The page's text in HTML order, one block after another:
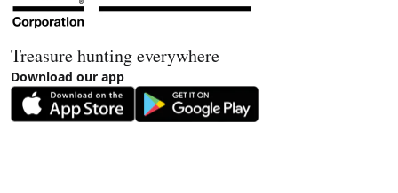
Treasure hunting everywhere
Download our app